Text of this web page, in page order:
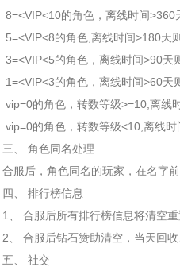
8=<VIP<10的角色，离线时间>360
5=<VIP<8的角色,离线时间>180天
3=<VIP<5的角色，离线时间>90天
1=<VIP<3的角色，离线时间>60天
vip=0的角色，转数等级>=10,离线
vip=0的角色，转数等级<10,离线时
三、 角色同名处理
合服后，角色同名的玩家，在名字前
四、 排行榜信息
1、 合服后所有排行榜信息将清空
2、 合服后钻石赞助清空，当天回
五、 社交